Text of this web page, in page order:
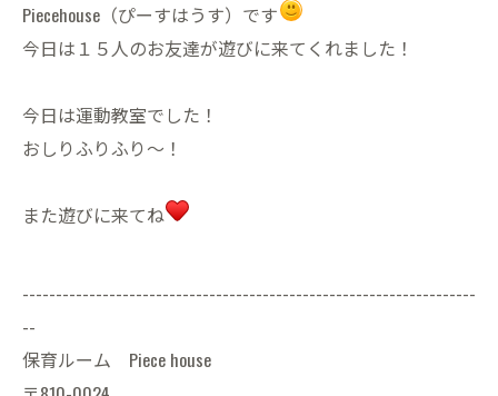
Piecehouse（ぴーすはうす）です
今日は１５人のお友達が遊びに来てくれました！
今日は運動教室でした！
おしりふりふり〜！
また遊びに来てね
--------------------------------------------------------------------
--
保育ルーム Piece house